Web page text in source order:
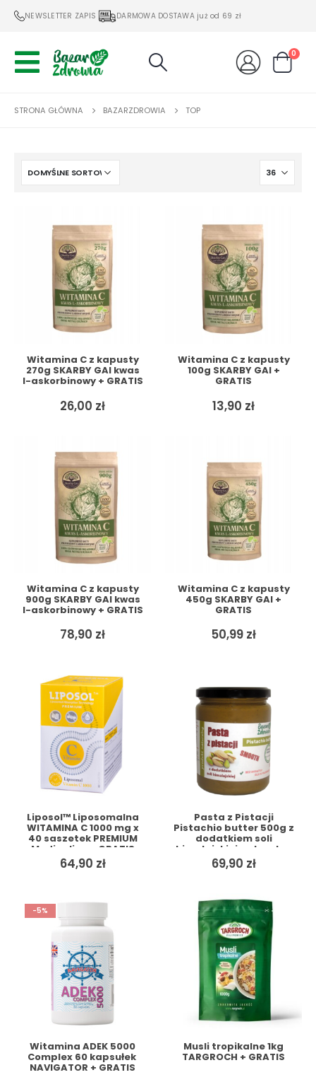
NEWSLETTER ZAPIS DARMOWA DOSTAWA już od 69 zł
0
STRONA GŁÓWNA BAZARZDROWIA TOP
Witamina C z kapusty
270g SKARBY GAI kwas
l-askorbinowy + GRATIS
26,00 zł
Witamina C z kapusty
100g SKARBY GAI +
GRATIS
13,90 zł
Witamina C z kapusty
900g SKARBY GAI kwas
l-askorbinowy + GRATIS
78,90 zł
Witamina C z kapusty
450g SKARBY GAI +
GRATIS
50,99 zł
Liposol™ Liposomalna
WITAMINA C 1000 mg x
40 saszetek PREMIUM
Medicaline + GRATIS
64,90 zł
Pasta z Pistacji
Pistachio butter 500g z
dodatkiem soli
himalajskiej naturalna
BAZAR ZDROWIA +
GRATIS
69,90 zł
-5%
Witamina ADEK 5000
Complex 60 kapsułek
NAVIGATOR + GRATIS
Musli tropikalne 1kg
TARGROCH + GRATIS